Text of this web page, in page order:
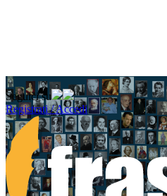
Seguici su
Registrati / Accedi